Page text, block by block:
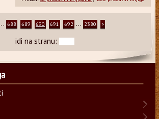
... 688 689 690 691 692 ... 2380 >
idi na stranu: